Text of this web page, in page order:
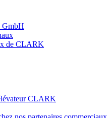
de CLARK
CLARK